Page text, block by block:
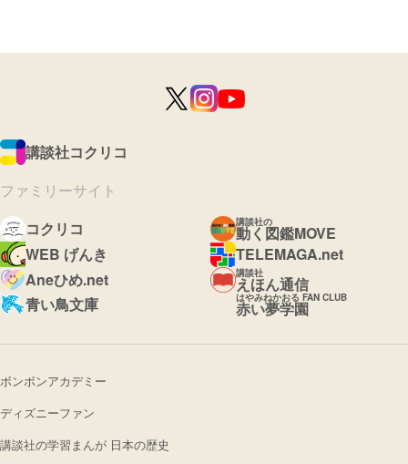
講談社コクリコ
ファミリーサイト
コクリコ
講談社の
動く図鑑MOVE
WEB げんき
TELEMAGA.net
Aneひめ.net
講談社
えほん通信
青い鳥文庫
はやみねかおる FAN CLUB
赤い夢学園
ボンボンアカデミー
ディズニーファン
講談社の学習まんが 日本の歴史